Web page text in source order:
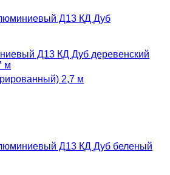
Д13 КД Дуб деревенский
м